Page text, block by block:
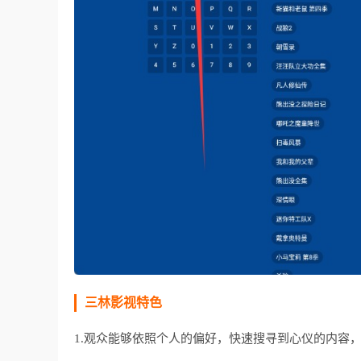
三林影视特色
1.观众能够依照个人的偏好，快速搜寻到心仪的内容